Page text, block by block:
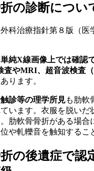
の診断につい
外科治療指針第８版（医
単純X線画像上では確認
査やMRI、超音波検査
ります。
診等の理学所見も肋軟
います。衣服を脱いだ
肋軟骨骨折がある場合
や軋轢音を触知するこ
の後遺症で認